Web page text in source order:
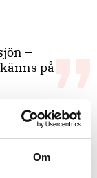
Om
–
på
20 år i tjänst